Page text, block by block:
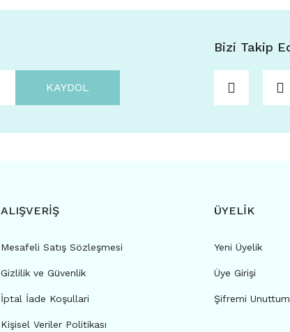
KAYDOL
Bizi Takip
ALIŞVERİŞ
Mesafeli Satış Sözleşmesi
Gizlilik ve Güvenlik
İptal İade Koşullari
Kişisel Veriler Politikası
ÜYELİK
Yeni Üyelik
Üye Girişi
Şifremi Unuttum